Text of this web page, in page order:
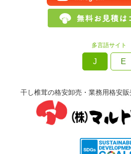
多言語サイト
J E
干し椎茸の格安卸売・業務用格安